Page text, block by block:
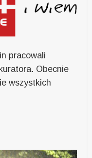
pracowali
Obecnie
wszystkich